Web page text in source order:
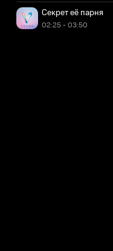
Секрет её парня
02:25 - 03:50